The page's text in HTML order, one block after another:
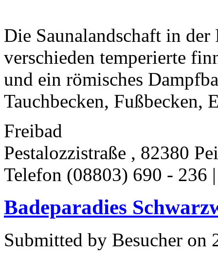
Die Saunalandschaft in
verschieden temperierte
und ein römisches
Tauchbecken, Fußbecken,
Freibad
Pestalozzistraße , 82380
Telefon (08803) 690 - 236
Badeparadies
Submitted by Besucher on